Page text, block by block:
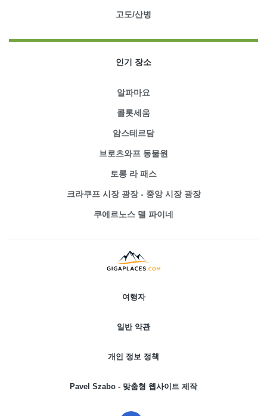
고도/산병
인기 장소
알파마요
콜롯세움
암스테르담
브로츠와프 동물원
토롱 라 패스
크라쿠프 시장 광장 - 중앙 시장 광장
쿠에르노스 델 파이네
여행자
일반 약관
개인 정보 정책
Pavel Szabo - 맞춤형 웹사이트 제작